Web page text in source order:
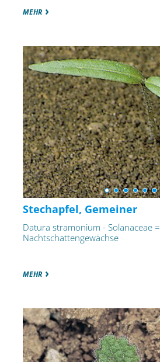
MEHR
Stechapfel, Gemeiner
Datura stramonium - Solanaceae =
Nachtschattengewächse
MEHR